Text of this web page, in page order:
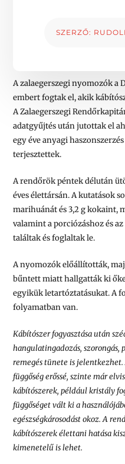
SZERZŐ:
A zalaegerszegi nyomozók a
embert fogtak el, akik
A Zalaegerszegi
adatgyűjtés után jutottak el
egy éve anyagi
terjesztettek.
A rendőrök péntek délután
éves élettársán. A kutatások
marihuánát és 3,2 g kokaint,
valamint a porciózáshoz és
találtak és foglaltak le.
A nyomozók előállították,
bűntett miatt hallgatták ki
egyikük letartóztatásukat. A
folyamatban van.
Kábítószer fogyasztása után
hangulatingadozás,
remegés tünete is
függőség erőssé, szinte már
kábítószerek, például kristály
függőséget vált ki a
egészségkárosodást okoz. A
kábítószerek élettani hatása
kimenetelű is lehet.